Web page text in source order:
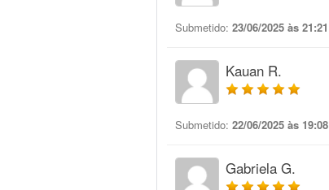
Submetido: 23/06/2025 às 21:21
Kauan R.
Submetido: 22/06/2025 às 19:08
Gabriela G.